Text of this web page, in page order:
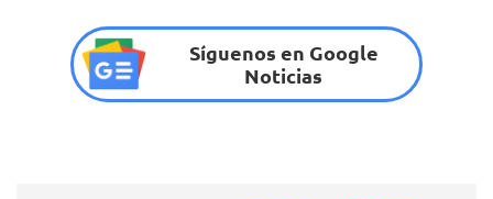
Síguenos en Google
Noticias